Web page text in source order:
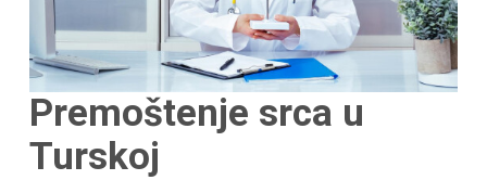
Premoštenje srca u
Turskoj